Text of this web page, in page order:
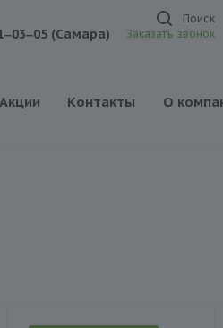
Поиск
(Самара) Заказать звонок
Акции Контакты О